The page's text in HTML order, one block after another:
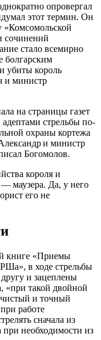
опровергал
этот термин. Он
«Комсомольской
сочинений
стало всемирно
болгарским
убиты король
и министр
на страницы газет
стрельбы по-
охраны кортежа
и министр
Богомолов.
короля и
— маузера. Да, у него
его не
книге «Приемы
в ходе стрельбы
и зацеплены
«при такой двойной
и точный
работе
сначала из
при необходимости из